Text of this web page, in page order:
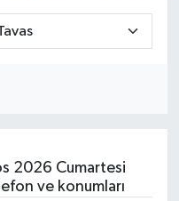
2026 Cumartesi
ve konumları